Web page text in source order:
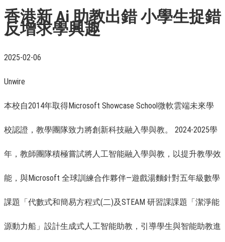
香港新 Ai 助教出錯 小學生捉錯
反增求學興趣
2025-02-06
Unwire
本校自2014年取得Microsoft Showcase School微軟雲端未來學
校認證，教學團隊致力將創新科技融入學與教。 2024-2025學
年，教師團隊積極嘗試將人工智能融入學與教，以提升教學效
能，與Microsoft 全球訓練合作夥伴—遊戲湯麵針對五年級數學
課題「代數式和簡易方程式(二)及STEAM 研習課課題「潔淨能
源動力船」設計生成式人工智能助教，引導學生與智能助教進